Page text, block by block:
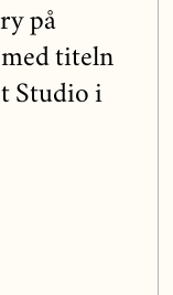
på
titeln
Studio i